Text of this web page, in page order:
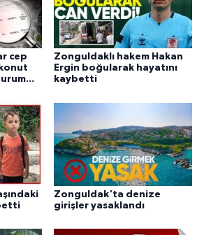
cep
Zonguldaklı hakem Hakan
Ergin boğularak hayatını
kaybetti
Zonguldak'ta denize
girişler yasaklandı